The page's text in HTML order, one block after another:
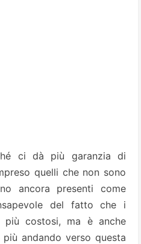
ci dà più garanzia di
quelli che non sono
ancora presenti come
del fatto che i
costosi, ma è anche
andando verso questa